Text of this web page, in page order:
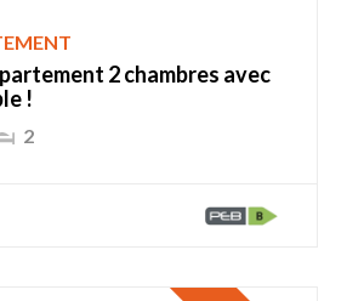
2 chambres avec
!
2